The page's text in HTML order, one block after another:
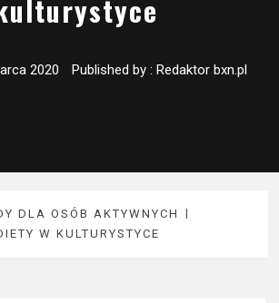
2020 Published by : Redaktor bxn.pl
DLA OSÓB AKTYWNYCH
W KULTURYSTYCE